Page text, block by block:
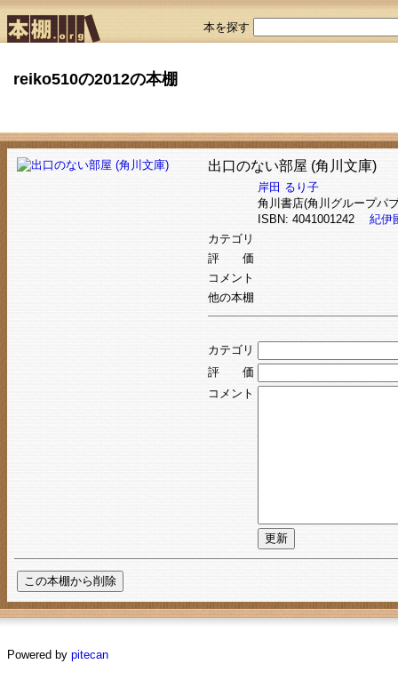
本を探す
reiko510の2012の本棚
出口のない部屋 (角川文庫)
岸田 るり子
角川書店(角川グループパ
ISBN: 4041001242 紀伊
カテゴリ
評 価
コメント
他の本棚
カテゴリ
評 価
コメント
Powered by pitecan